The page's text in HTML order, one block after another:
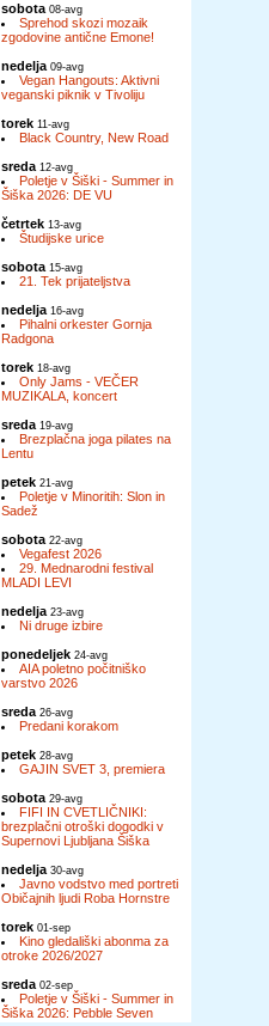
sobota 08-avg
Sprehod skozi mozaik
zgodovine antične Emone!
nedelja 09-avg
Vegan Hangouts: Aktivni
veganski piknik v Tivoliju
torek 11-avg
Black Country, New Road
sreda 12-avg
Poletje v Šiški - Summer in
Šiška 2026: DE VU
četrtek 13-avg
Študijske urice
sobota 15-avg
21. Tek prijateljstva
nedelja 16-avg
Pihalni orkester Gornja
Radgona
torek 18-avg
Only Jams - VEČER
MUZIKALA, koncert
sreda 19-avg
Brezplačna joga pilates na
Lentu
petek 21-avg
Poletje v Minoritih: Slon in
Sadež
sobota 22-avg
Vegafest 2026
29. Mednarodni festival
MLADI LEVI
nedelja 23-avg
Ni druge izbire
ponedeljek 24-avg
AIA poletno počitniško
varstvo 2026
sreda 26-avg
Predani korakom
petek 28-avg
GAJIN SVET 3, premiera
sobota 29-avg
FIFI IN CVETLIČNIKI:
brezplačni otroški dogodki v
Supernovi Ljubljana Šiška
nedelja 30-avg
Javno vodstvo med portreti
Običajnih ljudi Roba Hornstre
torek 01-sep
Kino gledališki abonma za
otroke 2026/2027
sreda 02-sep
Poletje v Šiški - Summer in
Šiška 2026: Pebble Seven